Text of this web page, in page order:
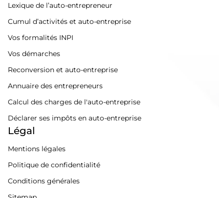
Lexique de l’auto-entrepreneur
Cumul d’activités et auto-entreprise
Vos formalités INPI
Vos démarches
Reconversion et auto-entreprise
Annuaire des entrepreneurs
Calcul des charges de l'auto-entreprise
Déclarer ses impôts en auto-entreprise
Légal
Mentions légales
Politique de confidentialité
Conditions générales